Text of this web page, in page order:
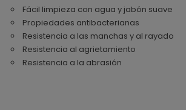
Fácil limpieza con agua y jabón suave
Propiedades antibacterianas
Resistencia a las manchas y al rayado
Resistencia al agrietamiento
Resistencia a la abrasión